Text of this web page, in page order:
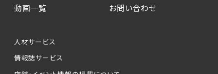
動画一覧
お問い合わせ
人材サービス
情報誌サービス